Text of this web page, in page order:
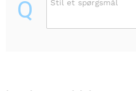
Q Stil et spørgsmål